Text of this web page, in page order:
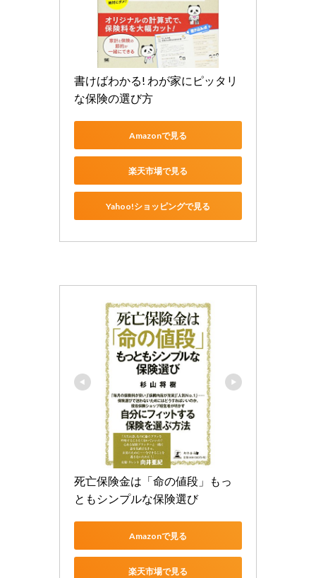
書けばわかる! わが家にピッタリ
な保険の選び方
Amazonで見る
楽天市場で見る
Yahoo!ショッピングで見る
死亡保険金は「命の値段」もっ
ともシンプルな保険選び
Amazonで見る
楽天市場で見る